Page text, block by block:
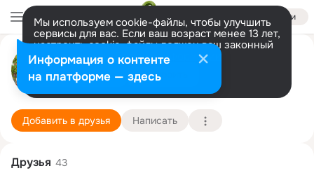
Войти
Мы используем cookie-файлы, чтобы улучшить
сервисы для вас. Если ваш возраст менее 13 лет,
настроить cookie-файлы должен ваш законный
представитель. Больше информации
Разрешить все Настроить
Алексей Паркаев
Чебоксары 8 мая (45 лет)
Подробнее
Добавить в друзья Написать
Друзья 43
Информация о контенте
на платформе — здесь